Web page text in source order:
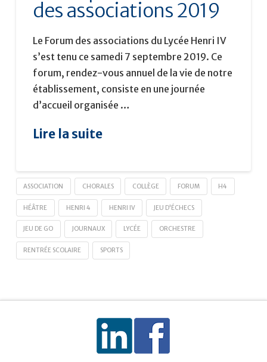
des associations 2019
Le Forum des associations du Lycée Henri IV
s’est tenu ce samedi 7 septembre 2019. Ce
forum, rendez-vous annuel de la vie de notre
établissement, consiste en une journée
d’accueil organisée …
Lire la suite
ASSOCIATION CHORALES COLLÈGE FORUM H4
HÉÂTRE HENRI 4 HENRI IV JEU D'ÉCHECS
JEU DE GO JOURNAUX LYCÉE ORCHESTRE
RENTRÉE SCOLAIRE SPORTS